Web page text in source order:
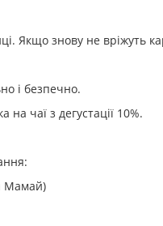
Якщо знову не вріжуть
і безпечно.
на чаї з дегустації 10%.
Мамай)